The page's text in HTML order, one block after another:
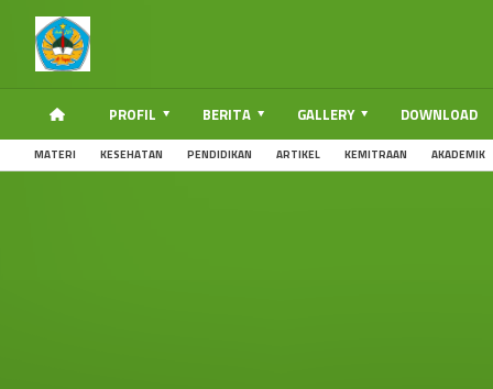
PROFIL BERITA GALLERY DOWNLOAD
MATERI KESEHATAN PENDIDIKAN ARTIKEL KEMITRAAN AKADEMIK